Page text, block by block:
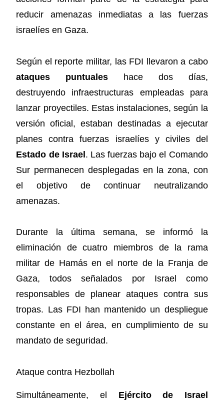
reducir amenazas inmediatas a las fuerzas
israelíes en Gaza.
Según el reporte militar, las FDI llevaron a cabo
ataques puntuales hace dos días,
destruyendo infraestructuras empleadas para
lanzar proyectiles. Estas instalaciones, según la
versión oficial, estaban destinadas a ejecutar
planes contra fuerzas israelíes y civiles del
Estado de Israel. Las fuerzas bajo el Comando
Sur permanecen desplegadas en la zona, con
el objetivo de continuar neutralizando
amenazas.
Durante la última semana, se informó la
eliminación de cuatro miembros de la rama
militar de Hamás en el norte de la Franja de
Gaza, todos señalados por Israel como
responsables de planear ataques contra sus
tropas. Las FDI han mantenido un despliegue
constante en el área, en cumplimiento de su
mandato de seguridad.
Ataque contra Hezbollah
Simultáneamente, el Ejército de Israel